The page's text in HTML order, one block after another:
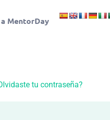
MentorDay
tu contraseña?